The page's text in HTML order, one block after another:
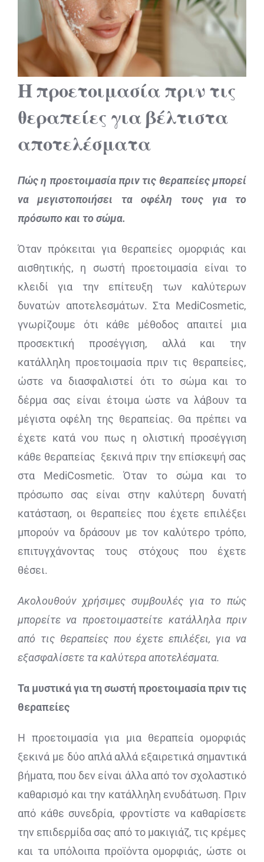
ΔΙΑΓΝΩΣΤΙΚΕΣ ΑΝΑΛΥΣΕΙΣ
BLOG
ΕΠΙΚΟΙΝΩΝΙΑ
Η προετοιμασία πριν τις
θεραπείεςγια βέλτιστα
αποτελέσματα
Πώς η προετοιμασία πριν τις θεραπείες μπορεί
να μεγιστοποιήσει τα οφέλη τους για το
πρόσωπο και το σώμα.
Όταν πρόκειται για θεραπείες ομορφιάς και
αισθητικής, η σωστή προετοιμασία είναι το
κλειδί για την επίτευξη των καλύτερων
δυνατών αποτελεσμάτων. Στα MediCosmetic,
γνωρίζουμε ότι κάθε μέθοδος απαιτεί μια
προσεκτική προσέγγιση, αλλά και την
κατάλληλη προετοιμασία πριν τις θεραπείες,
ώστε να διασφαλιστεί ότι το σώμα και το
δέρμα σας είναι έτοιμα ώστε να λάβουν τα
μέγιστα οφέλη της θεραπείας. Θα πρέπει να
έχετε κατά νου πως η ολιστική προσέγγιση
κάθε θεραπείας ξεκινά πριν την επίσκεψή σας
στα MediCosmetic. Όταν το σώμα και το
πρόσωπο σας είναι στην καλύτερη δυνατή
κατάσταση, οι θεραπείες που έχετε επιλέξει
μπορούν να δράσουν με τον καλύτερο τρόπο,
επιτυγχάνοντας τους στόχους που έχετε
θέσει.
Ακολουθούν χρήσιμες συμβουλές για το πώς
μπορείτε να προετοιμαστείτε κατάλληλα πριν
από τις θεραπείες που έχετε επιλέξει, για να
εξασφαλίσετε τα καλύτερα αποτελέσματα.
Τα μυστικά για τη σωστή προετοιμασία πριν τις
θεραπείες
Η προετοιμασία για μια θεραπεία ομορφιάς
ξεκινά με δύο απλά αλλά εξαιρετικά σημαντικά
βήματα, που δεν είναι άλλα από τον σχολαστικό
καθαρισμό και την κατάλληλη ενυδάτωση. Πριν
από κάθε συνεδρία, φροντίστε να καθαρίσετε
την επιδερμίδα σας από το μακιγιάζ, τις κρέμες
και τα υπόλοιπα προϊόντα ομορφιάς, ώστε οι